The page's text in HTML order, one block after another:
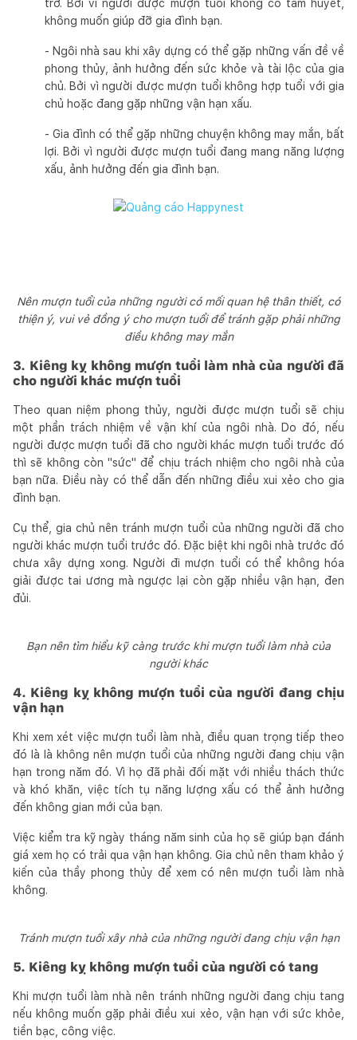
trở. Bởi vì người được mượn tuổi không có tâm huyết,
không muốn giúp đỡ gia đình bạn.
- Ngôi nhà sau khi xây dựng có thể gặp những vấn đề về
phong thủy, ảnh hưởng đến sức khỏe và tài lộc của gia
chủ. Bởi vì người được mượn tuổi không hợp tuổi với gia
chủ hoặc đang gặp những vận hạn xấu.
- Gia đình có thể gặp những chuyện không may mắn, bất
lợi. Bởi vì người được mượn tuổi đang mang năng lượng
xấu, ảnh hưởng đến gia đình bạn.
Nên mượn tuổi của những người có mối quan hệ thân thiết, có
thiện ý, vui vẻ đồng ý cho mượn tuổi để tránh gặp phải những
điều không may mắn
3. Kiêng kỵ không mượn tuổi làm nhà của người đã
cho người khác mượn tuổi
Theo quan niệm phong thủy, người được mượn tuổi sẽ chịu
một phần trách nhiệm về vận khí của ngôi nhà. Do đó, nếu
người được mượn tuổi đã cho người khác mượn tuổi trước đó
thì sẽ không còn "sức" để chịu trách nhiệm cho ngôi nhà của
bạn nữa. Điều này có thể dẫn đến những điều xui xẻo cho gia
đình bạn.
Cụ thể, gia chủ nên tránh mượn tuổi của những người đã cho
người khác mượn tuổi trước đó. Đặc biệt khi ngôi nhà trước đó
chưa xây dựng xong. Người đi mượn tuổi có thể không hóa
giải được tai ương mà ngược lại còn gặp nhiều vận hạn, đen
đủi.
Bạn nên tìm hiểu kỹ càng trước khi mượn tuổi làm nhà của
người khác
4. Kiêng kỵ không mượn tuổi của người đang chịu
vận hạn
Khi xem xét việc mượn tuổi làm nhà, điều quan trọng tiếp theo
đó là là không nên mượn tuổi của những người đang chịu vận
hạn trong năm đó. Vì họ đã phải đối mặt với nhiều thách thức
và khó khăn, việc tích tụ năng lượng xấu có thể ảnh hưởng
đến không gian mới của bạn.
Việc kiểm tra kỹ ngày tháng năm sinh của họ sẽ giúp bạn đánh
giá xem họ có trải qua vận hạn không. Gia chủ nên tham khảo ý
kiến của thầy phong thủy để xem có nên mượn tuổi làm nhà
không.
Tránh mượn tuổi xây nhà của những người đang chịu vận hạn
5. Kiêng kỵ không mượn tuổi của người có tang
Khi mượn tuổi làm nhà nên tránh những người đang chịu tang
nếu không muốn gặp phải điều xui xẻo, vận hạn với sức khỏe,
tiền bạc, công việc.